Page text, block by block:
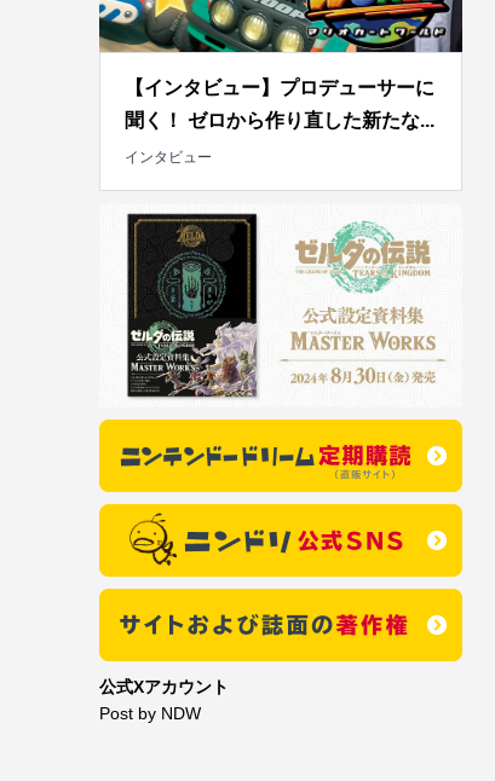
【インタビュー】プロデューサーに
聞く！ ゼロから作り直した新たな...
インタビュー
公式Xアカウント
Post by NDW